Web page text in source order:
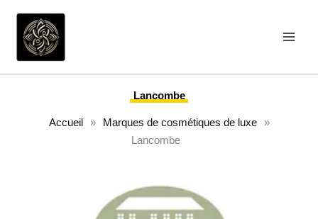
contenu
Lancombe
Accueil » Marques de cosmétiques de luxe
»
Lancombe